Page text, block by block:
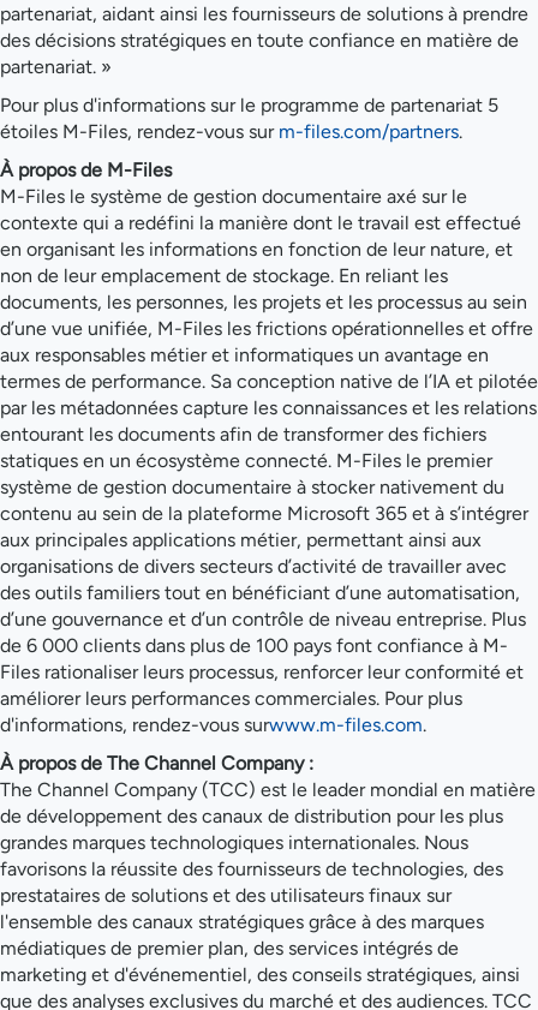
partenariat, aidant ainsi les fournisseurs de solutions à prendre
des décisions stratégiques en toute confiance en matière de
partenariat. »
Pour plus d'informations sur le programme de partenariat 5
étoiles M-Files, rendez-vous sur m-files.com/partners.
À propos de M-Files
M-Files le système de gestion documentaire axé sur le
contexte qui a redéfini la manière dont le travail est effectué
en organisant les informations en fonction de leur nature, et
non de leur emplacement de stockage. En reliant les
documents, les personnes, les projets et les processus au sein
d’une vue unifiée, M-Files les frictions opérationnelles et offre
aux responsables métier et informatiques un avantage en
termes de performance. Sa conception native de l’IA et pilotée
par les métadonnées capture les connaissances et les relations
entourant les documents afin de transformer des fichiers
statiques en un écosystème connecté. M-Files le premier
système de gestion documentaire à stocker nativement du
contenu au sein de la plateforme Microsoft 365 et à s’intégrer
aux principales applications métier, permettant ainsi aux
organisations de divers secteurs d’activité de travailler avec
des outils familiers tout en bénéficiant d’une automatisation,
d’une gouvernance et d’un contrôle de niveau entreprise. Plus
de 6 000 clients dans plus de 100 pays font confiance à M-
Files rationaliser leurs processus, renforcer leur conformité et
améliorer leurs performances commerciales. Pour plus
d'informations, rendez-vous surwww.m-files.com.
À propos de The Channel Company :
The Channel Company (TCC) est le leader mondial en matière
de développement des canaux de distribution pour les plus
grandes marques technologiques internationales. Nous
favorisons la réussite des fournisseurs de technologies, des
prestataires de solutions et des utilisateurs finaux sur
l'ensemble des canaux stratégiques grâce à des marques
médiatiques de premier plan, des services intégrés de
marketing et d'événementiel, des conseils stratégiques, ainsi
que des analyses exclusives du marché et des audiences. TCC